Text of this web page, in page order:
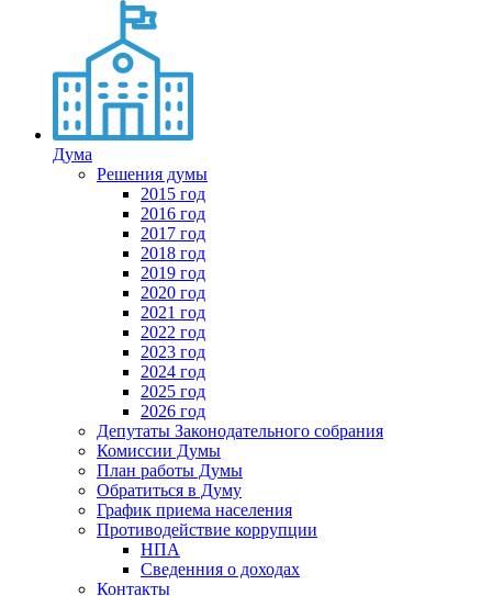
Дума
Решения думы
2015 год
2016 год
2017 год
2018 год
2019 год
2020 год
2021 год
2022 год
2023 год
2024 год
2025 год
2026 год
Депутаты Законодательного собрания
Комиссии Думы
План работы Думы
Обратиться в Думу
График приема населения
Противодействие коррупции
НПА
Сведенния о доходах
Контакты